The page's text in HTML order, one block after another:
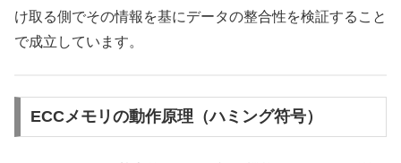
け取る側でその情報を基にデータの整合性を検証すること
で成立しています。
ECCメモリの動作原理（ハミング符号）